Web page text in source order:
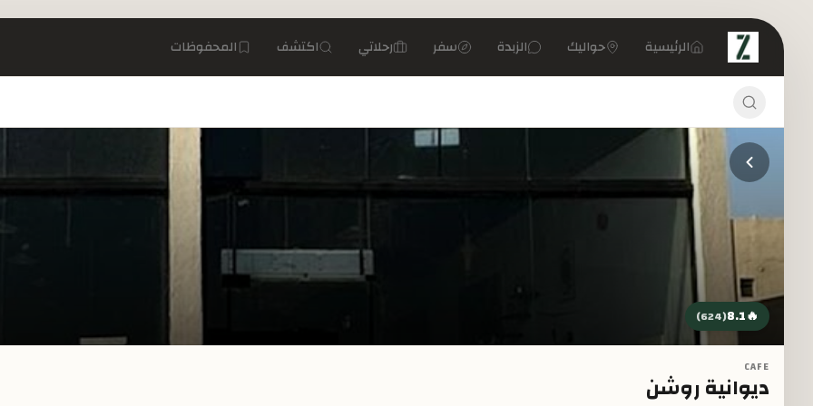
تخطي إلى المحتوى الرئيسي
الرئيسية حواليك الزبدة سفر رحلاتي اكتشف المحفوظات
🔥
8.1
(
624
)
CAFE
ديوانية روشن